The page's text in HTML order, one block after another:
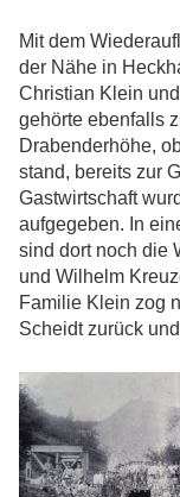
Mit dem
der Nähe in
Christian Klein
gehörte ebenfalls
Drabenderhöhe,
stand, bereits zur
Gastwirtschaft
aufgegeben. In
sind dort noch die
und Wilhelm
Familie Klein zog
Scheidt zurück